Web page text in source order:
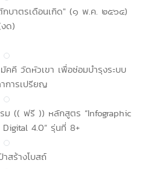
บาตรเดือนเกิด" (๑ พ.ค. ๒๕๖๔)
ด)
คี วัดหัวเขา เพื่อซ่อมบำรุงระบบ
การเปรียญ
ม (( ฟรี )) หลักสูตร “Infographic
4.0” รุ่นที่ 8+
สร้างโบสถ์